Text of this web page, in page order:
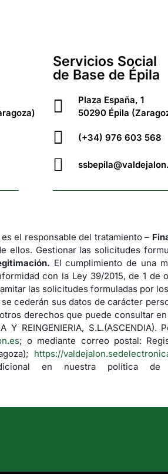
Servicios Social
de Base de Épila
Plaza España, 1
50290 Épila
(+34) 976 603 568
es el responsable del tratamiento –
ellos. Gestionar las solicitudes
El cumplimiento de una
con la Ley 39/2015, de 1 de
las solicitudes formuladas por
se cederán sus datos de carácter
derechos que puede consultar
Y REINGENIERIA,
; o mediante correo postal:
https://
en nuestra política de